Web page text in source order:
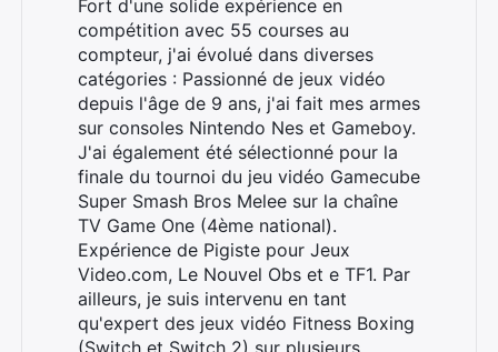
Fort d'une solide expérience en
compétition avec 55 courses au
compteur, j'ai évolué dans diverses
catégories : Passionné de jeux vidéo
depuis l'âge de 9 ans, j'ai fait mes armes
sur consoles Nintendo Nes et Gameboy.
J'ai également été sélectionné pour la
finale du tournoi du jeu vidéo Gamecube
Super Smash Bros Melee sur la chaîne
TV Game One (4ème national).
Expérience de Pigiste pour Jeux
Video.com, Le Nouvel Obs et e TF1. Par
ailleurs, je suis intervenu en tant
qu'expert des jeux vidéo Fitness Boxing